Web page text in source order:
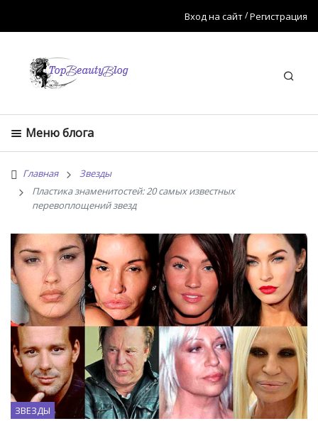
Вход на сайт Регистрация
Меню блога
Главная
Звезды
Пластика знаменитостей: 20 самых известных
перевоплощений звезд
ЗВЕЗДЫ